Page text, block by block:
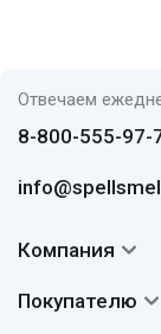
Отвечаем
8-800-555-97-
Компания
Покупателю